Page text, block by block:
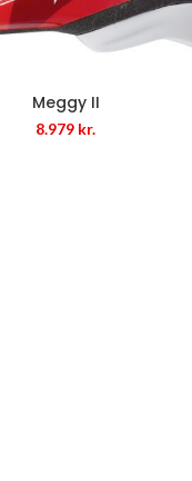
Meggy II
8.979 kr.